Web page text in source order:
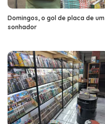
Domingos, o gol de placa de um
sonhador